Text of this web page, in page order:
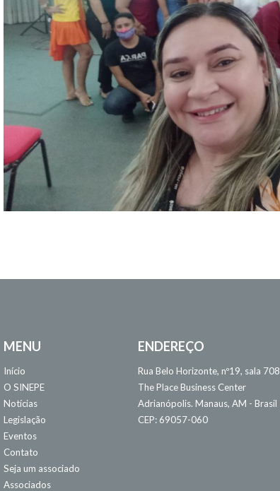
MENU
Início
O SINEPE
Notícias
Legislação
Eventos
Contato
Seja um associado
Associados
ENDEREÇO
Rua Belo Horizonte, nº19, sala 708
The Place Business Center
Adrianópolis. Manaus, AM - Brasil
CEP: 69057-060